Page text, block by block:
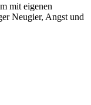
mit eigenen
Neugier, Angst und